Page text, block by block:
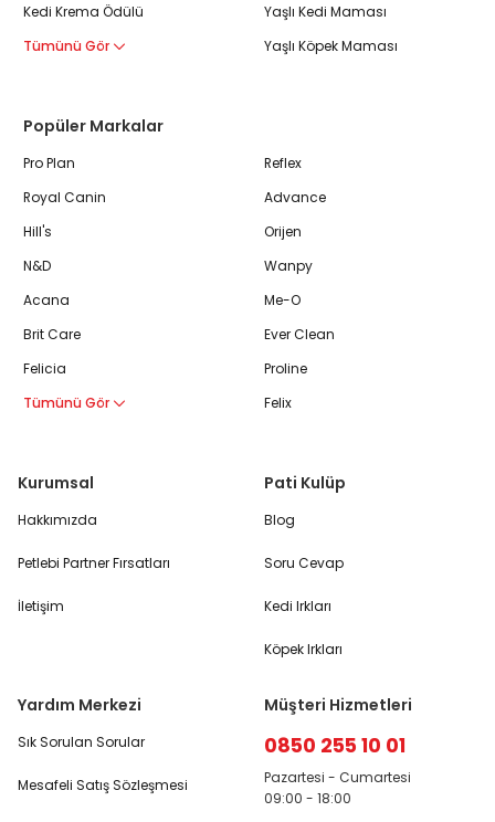
Kedi Krema Ödülü
Tümünü Gör
Yaşlı Kedi Maması
Yaşlı Köpek Maması
Popüler Markalar
Pro Plan
Royal Canin
Hill's
N&D
Acana
Brit Care
Felicia
Tümünü Gör
Reflex
Advance
Orijen
Wanpy
Me-O
Ever Clean
Proline
Felix
Kurumsal
Hakkımızda
Petlebi Partner Fırsatları
İletişim
Pati Kulüp
Blog
Soru Cevap
Kedi Irkları
Köpek Irkları
Yardım Merkezi
Sık Sorulan Sorular
Mesafeli Satış Sözleşmesi
Müşteri Hizmetleri
0850 255 10 01
Pazartesi - Cumartesi
09:00 - 18:00